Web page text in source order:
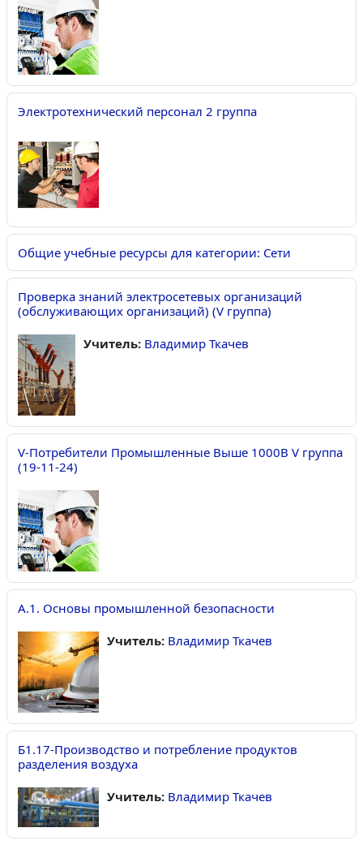
Электротехнический персонал 2 группа
Общие учебные ресурсы для категории: Сети
Проверка знаний электросетевых организаций
(обслуживающих организаций) (V группа)
Учитель: Владимир Ткачев
V-Потребители Промышленные Выше 1000В V группа
(19-11-24)
А.1. Основы промышленной безопасности
Учитель: Владимир Ткачев
Б1.17-Производство и потребление продуктов
разделения воздуха
Учитель: Владимир Ткачев